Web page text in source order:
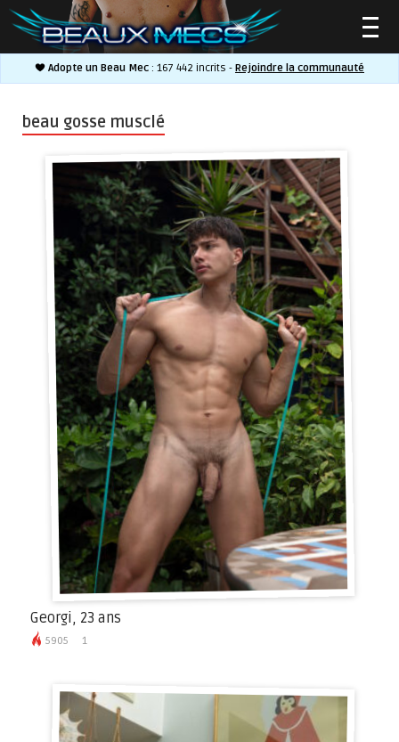
Adopte un Beau Mec : 167 442 incrits - Rejoindre la communauté
beau gosse musclé
Georgi, 23 ans
5905 1